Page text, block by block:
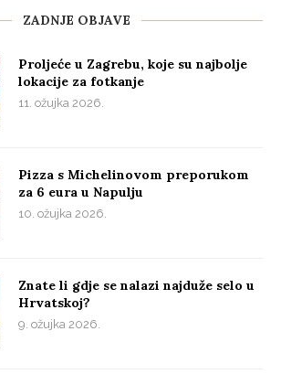
ZADNJE OBJAVE
Proljeće u Zagrebu, koje su najbolje
lokacije za fotkanje
11. ožujka 2026.
Pizza s Michelinovom preporukom
za 6 eura u Napulju
10. ožujka 2026.
Znate li gdje se nalazi najduže selo u
Hrvatskoj?
9. ožujka 2026.